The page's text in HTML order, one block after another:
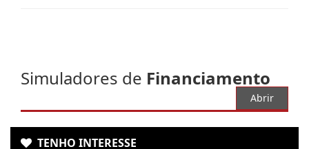
Simuladores de Financiamento
Abrir
TENHO INTERESSE